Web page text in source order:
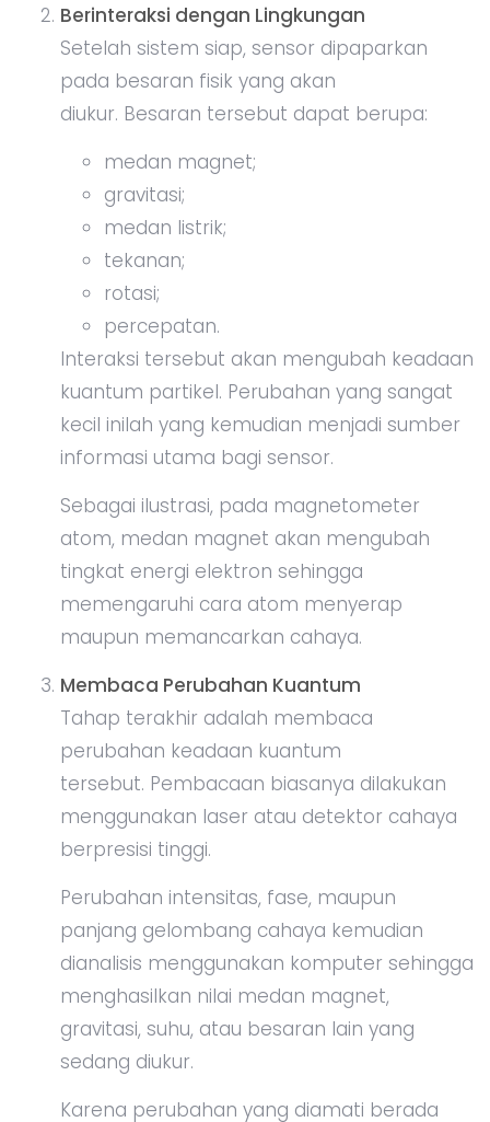
Berinteraksi dengan Lingkungan
Setelah sistem siap, sensor dipaparkan
pada besaran fisik yang akan
diukur. Besaran tersebut dapat berupa:
medan magnet;
gravitasi;
medan listrik;
tekanan;
rotasi;
percepatan.
Interaksi tersebut akan mengubah keadaan
kuantum partikel. Perubahan yang sangat
kecil inilah yang kemudian menjadi sumber
informasi utama bagi sensor.
Sebagai ilustrasi, pada magnetometer
atom, medan magnet akan mengubah
tingkat energi elektron sehingga
memengaruhi cara atom menyerap
maupun memancarkan cahaya.
Membaca Perubahan Kuantum
Tahap terakhir adalah membaca
perubahan keadaan kuantum
tersebut. Pembacaan biasanya dilakukan
menggunakan laser atau detektor cahaya
berpresisi tinggi.
Perubahan intensitas, fase, maupun
panjang gelombang cahaya kemudian
dianalisis menggunakan komputer sehingga
menghasilkan nilai medan magnet,
gravitasi, suhu, atau besaran lain yang
sedang diukur.
Karena perubahan yang diamati berada